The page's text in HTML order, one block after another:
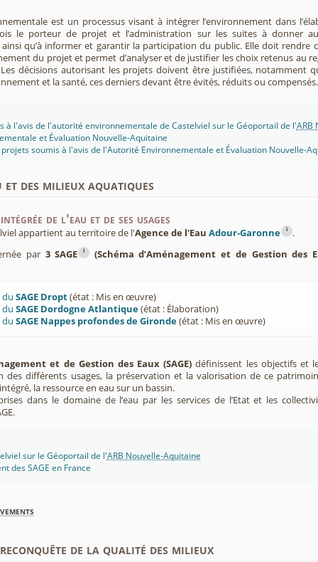
est un processus visant à intégrer l’environnement dans
le porteur de projet et l’administration sur les suites à donner
qu’à informer et garantir la participation du public. Elle doit rendre
du projet et permet d’analyser et de justifier les choix retenus au
décisions autorisant les projets doivent être justifiées, notamment
et la santé, ces derniers devant être évités, réduits ou compensés.
à l'avis de l'autorité environnementale de Castelviel sur le Géoportail de l'ARB
et Évaluation Nouvelle-Aquitaine
soumis à l'avis de l'Autorité Environnementale et Évaluation Nouvelle-
des milieux aquatiques
de l'eau et de ses usages
appartient au territoire de l'Agence de l'Eau Adour-Garonne i
.
par 3 SAGE i (Schéma d’Aménagement et de Gestion des
duSAGE Dropt(état : Mis en œuvre)
duSAGE Dordogne Atlantique(état : Élaboration)
duSAGE Nappes profondes de Gironde(état : Mis en œuvre)
et de Gestion des Eaux (SAGE) définissent les objectifs et
des différents usages, la préservation et la valorisation de ce
la ressource en eau sur un bassin.
dans le domaine de l’eau par les services de l’Etat et les
sur le Géoportail de l'ARB Nouvelle-Aquitaine
des SAGE en France
de la qualité des milieux